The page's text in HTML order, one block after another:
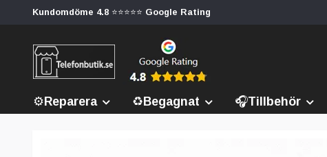
Kundomdöme 4.8 ⭐⭐⭐⭐⭐ Google Rating
⚙️Reparera ♻️Begagnat 🎧Tillbehör